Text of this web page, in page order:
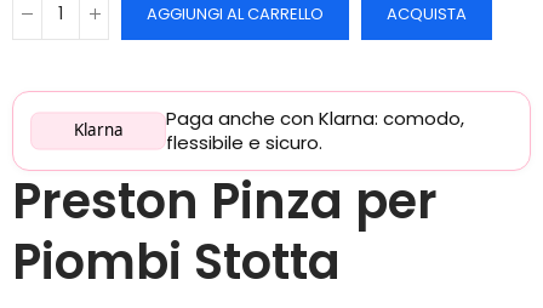
AGGIUNGI AL CARRELLO ACQUISTA
Klarna
Paga anche con Klarna: comodo,
flessibile e sicuro.
Preston Pinza per
Piombi Stotta